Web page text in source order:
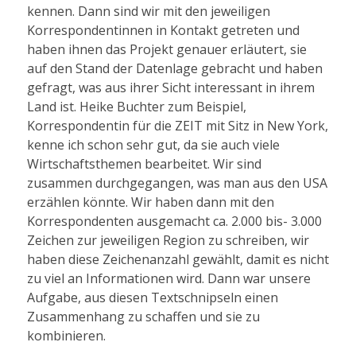
kennen. Dann sind wir mit den jeweiligen
Korrespondentinnen in Kontakt getreten und
haben ihnen das Projekt genauer erläutert, sie
auf den Stand der Datenlage gebracht und haben
gefragt, was aus ihrer Sicht interessant in ihrem
Land ist. Heike Buchter zum Beispiel,
Korrespondentin für die ZEIT mit Sitz in New York,
kenne ich schon sehr gut, da sie auch viele
Wirtschaftsthemen bearbeitet. Wir sind
zusammen durchgegangen, was man aus den USA
erzählen könnte. Wir haben dann mit den
Korrespondenten ausgemacht ca. 2.000 bis- 3.000
Zeichen zur jeweiligen Region zu schreiben, wir
haben diese Zeichenanzahl gewählt, damit es nicht
zu viel an Informationen wird. Dann war unsere
Aufgabe, aus diesen Textschnipseln einen
Zusammenhang zu schaffen und sie zu
kombinieren.